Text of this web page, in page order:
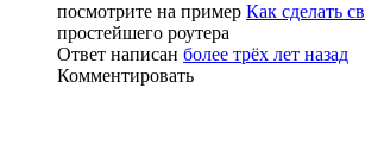
посмотрите на пример Как сделать
простейшего роутера
Ответ написан более трёх лет назад
Комментировать